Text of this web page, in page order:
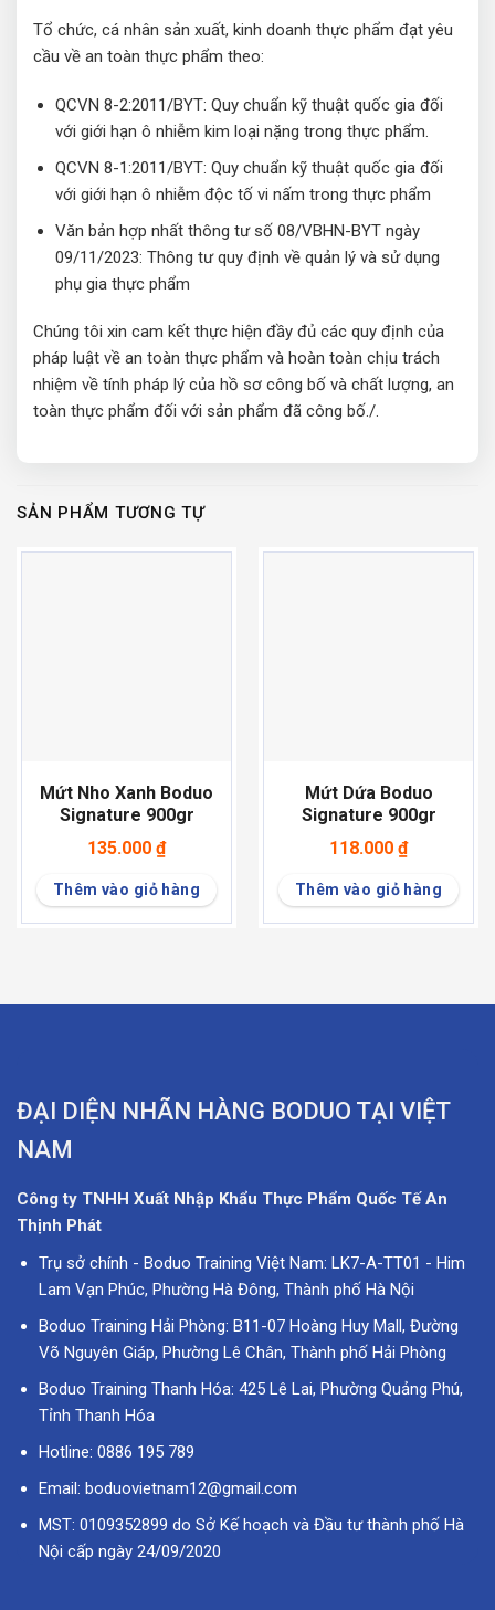
Tổ chức, cá nhân sản xuất, kinh doanh thực phẩm đạt yêu
cầu về an toàn thực phẩm theo:
QCVN 8-2:2011/BYT: Quy chuẩn kỹ thuật quốc gia đối
với giới hạn ô nhiễm kim loại nặng trong thực phẩm.
QCVN 8-1:2011/BYT: Quy chuẩn kỹ thuật quốc gia đối
với giới hạn ô nhiễm độc tố vi nấm trong thực phẩm
Văn bản hợp nhất thông tư số 08/VBHN-BYT ngày
09/11/2023: Thông tư quy định về quản lý và sử dụng
phụ gia thực phẩm
Chúng tôi xin cam kết thực hiện đầy đủ các quy định của
pháp luật về an toàn thực phẩm và hoàn toàn chịu trách
nhiệm về tính pháp lý của hồ sơ công bố và chất lượng, an
toàn thực phẩm đối với sản phẩm đã công bố./.
SẢN PHẨM TƯƠNG TỰ
Mứt Nho Xanh Boduo
Signature 900gr
135.000 ₫
Thêm vào giỏ hàng
Mứt Dứa Boduo
Signature 900gr
118.000 ₫
Thêm vào giỏ hàng
ĐẠI DIỆN NHÃN HÀNG BODUO TẠI VIỆT
NAM
Công ty TNHH Xuất Nhập Khẩu Thực Phẩm Quốc Tế An
Thịnh Phát
Trụ sở chính - Boduo Training Việt Nam: LK7-A-TT01 - Him
Lam Vạn Phúc, Phường Hà Đông, Thành phố Hà Nội
Boduo Training Hải Phòng: B11-07 Hoàng Huy Mall, Đường
Võ Nguyên Giáp, Phường Lê Chân, Thành phố Hải Phòng
Boduo Training Thanh Hóa: 425 Lê Lai, Phường Quảng Phú,
Tỉnh Thanh Hóa
Hotline: 0886 195 789
Email: boduovietnam12@gmail.com
MST: 0109352899 do Sở Kế hoạch và Đầu tư thành phố Hà
Nội cấp ngày 24/09/2020